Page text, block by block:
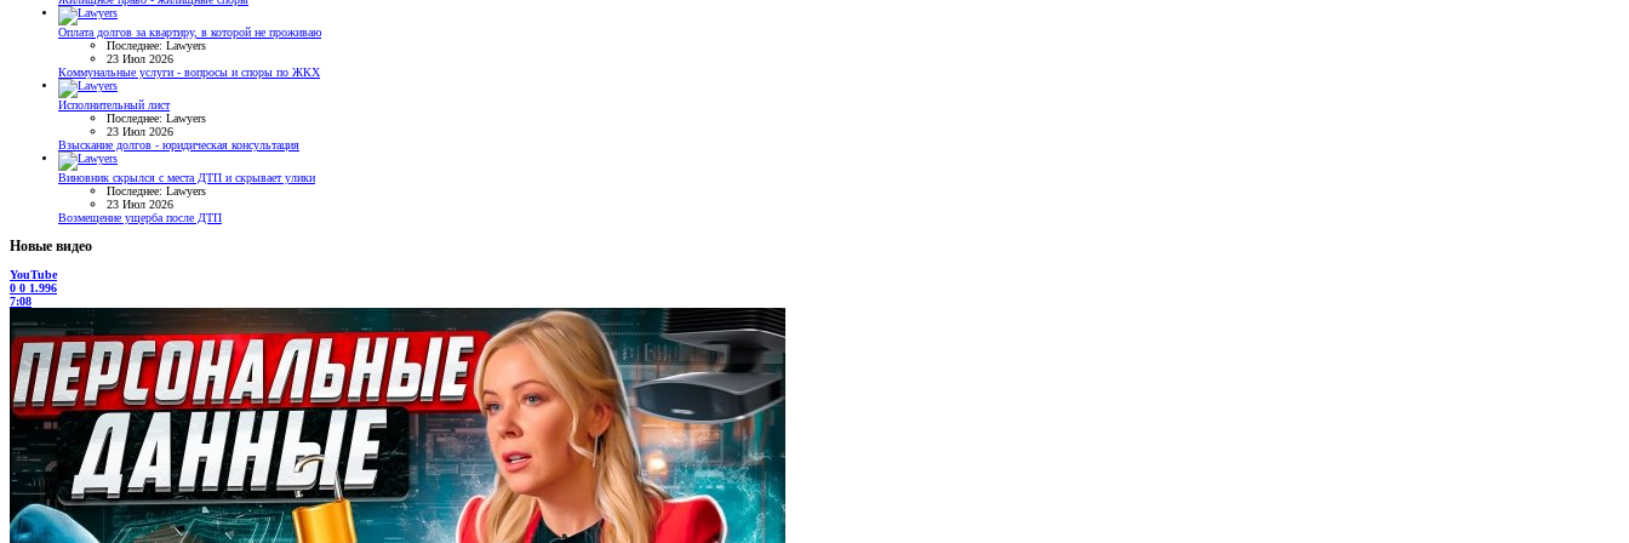
Оплата долгов за квартиру, в которой не проживаю
Последнее: Lawyers
23 Июл 2026
Коммунальные услуги - вопросы и споры по ЖКХ
Исполнительный лист
Последнее: Lawyers
23 Июл 2026
Взыскание долгов - юридическая консультация
Виновник скрылся с места ДТП и скрывает улики
Последнее: Lawyers
23 Июл 2026
Возмещение ущерба после ДТП
Новые видео
YouTube
0 0 1.996
7:08